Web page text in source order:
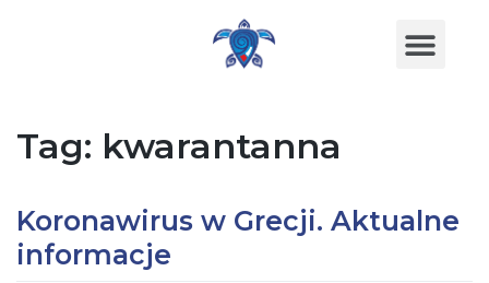
Tag: kwarantanna
Koronawirus w Grecji. Aktualne
informacje